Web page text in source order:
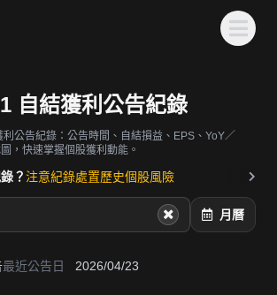
自結獲利公告紀錄
利公告紀錄：公告時間、自結損益、EPS、YoY／
，快速掌握個股獲利動能。
？ 注意紀錄處置歷史個股風險
月曆
最近公告日 2026/04/23